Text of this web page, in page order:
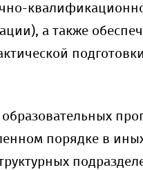
а также
порядке в